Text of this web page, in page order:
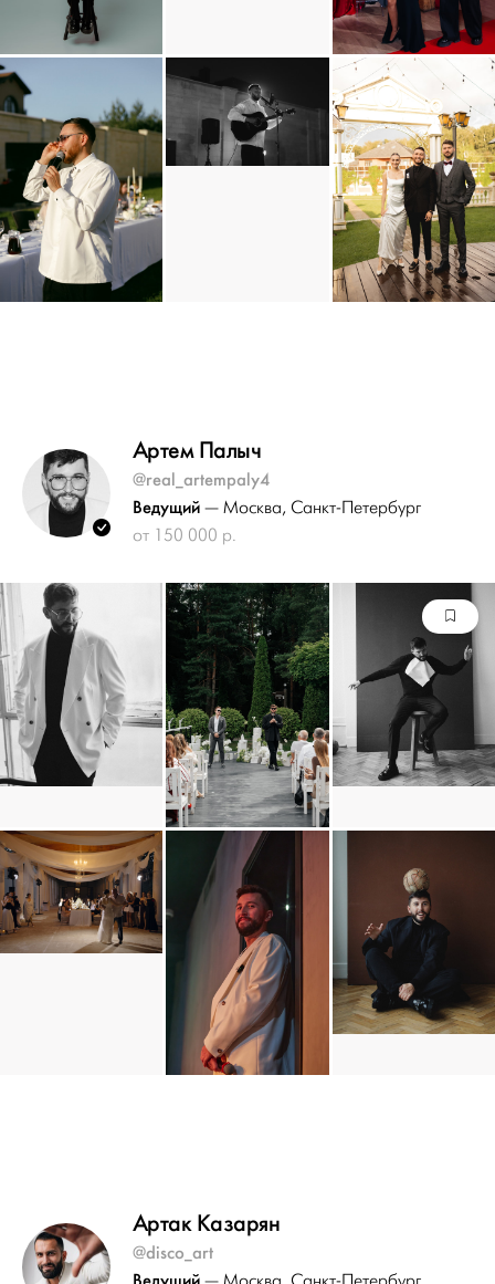
Артем Палыч
@real_artempaly4
Ведущий — Москва, Санкт-Петербург
от 150 000 р.
Артак Казарян
@disco_art